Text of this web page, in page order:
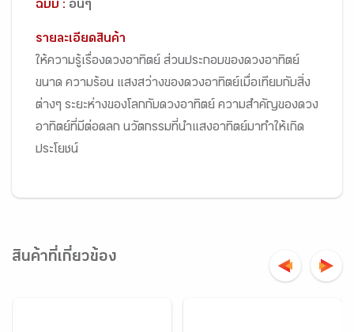
ฉบับ : อื่นๆ
รายละเอียดสินค้า
ให้ความรู้เรื่องดวงอาทิตย์ ส่วนประกอบของดวงอาทิตย์
ขนาด ความร้อน แสงสว่างของดวงอาทิตย์เมื่อเทียบกับสิ่ง
ต่างๆ ระยะห่างของโลกกับดวงอาทิตย์ ความสำคัญของดวง
อาทิตย์ที่มีต่อดลก นวัตกรรมที่นำแสงอาทิตย์มาทำให้เกิด
ประโยชน์
สินค้าที่เกี่ยวข้อง